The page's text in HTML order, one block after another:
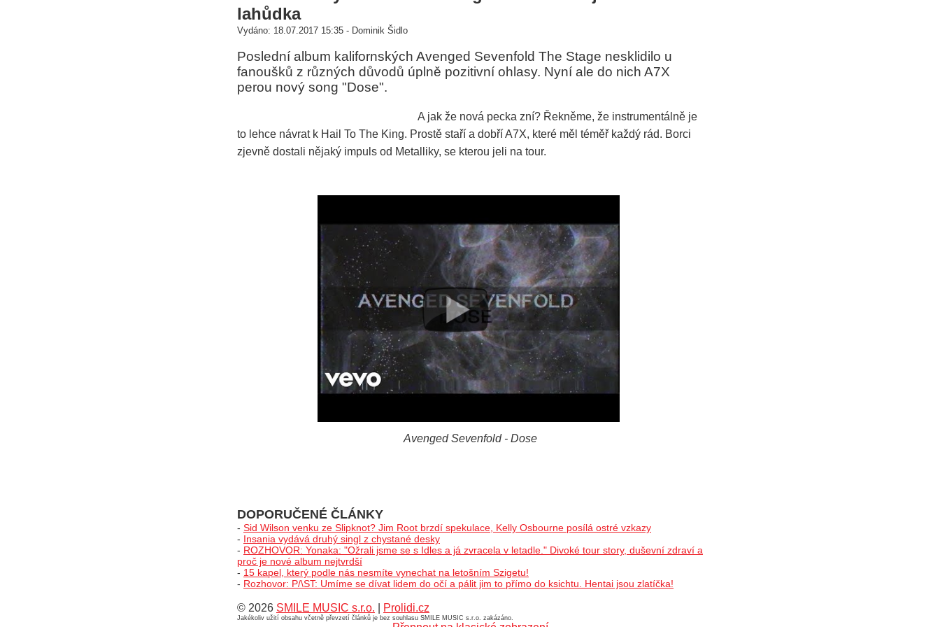
lahůdka
Vydáno: 18.07.2017 15:35 - Dominik Šidlo
Poslední album kalifornských Avenged Sevenfold The Stage nesklidilo u
fanoušků z různých důvodů úplně pozitivní ohlasy. Nyní ale do nich A7X
perou nový song "Dose".
A jak že nová pecka zní? Řekněme, že instrumentálně je
to lehce návrat k Hail To The King. Prostě staří a dobří A7X, které měl téměř každý rád. Borci
zjevně dostali nějaký impuls od Metalliky, se kterou jeli na tour.
Avenged Sevenfold - Dose
DOPORUČENÉ ČLÁNKY
- Sid Wilson venku ze Slipknot? Jim Root brzdí spekulace, Kelly Osbourne posílá ostré vzkazy
- Insania vydává druhý singl z chystané desky
- ROZHOVOR: Yonaka: "Ožrali jsme se s Idles a já zvracela v letadle." Divoké tour story, duševní zdraví a
proč je nové album nejtvrdší
- 15 kapel, který podle nás nesmíte vynechat na letošním Szigetu!
- Rozhovor: P/\ST: Umíme se dívat lidem do očí a pálit jim to přímo do ksichtu. Hentai jsou zlatíčka!
© 2026 SMILE MUSIC s.r.o. Prolidi.cz
Jakékoliv užití obsahu včetně převzetí článků je bez souhlasu SMILE MUSIC s.r.o. zakázáno.